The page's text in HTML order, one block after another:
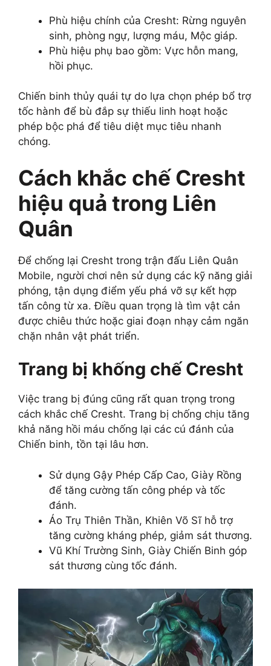
Phù hiệu chính của Cresht: Rừng nguyên
sinh, phòng ngự, lượng máu, Mộc giáp.
Phù hiệu phụ bao gồm: Vực hỗn mang,
hồi phục.
Chiến binh thủy quái tự do lựa chọn phép bổ trợ
tốc hành để bù đắp sự thiếu linh hoạt hoặc
phép bộc phá để tiêu diệt mục tiêu nhanh
chóng.
Cách khắc chế Cresht
hiệu quả trong Liên
Quân
Để chống lại Cresht trong trận đấu Liên Quân
Mobile, người chơi nên sử dụng các kỹ năng giải
phóng, tận dụng điểm yếu phá vỡ sự kết hợp
tấn công từ xa. Điều quan trọng là tìm vật cản
được chiêu thức hoặc giai đoạn nhạy cảm ngăn
chặn nhân vật phát triển.
Trang bị khống chế Cresht
Việc trang bị đúng cũng rất quan trọng trong
cách khắc chế Cresht. Trang bị chống chịu tăng
khả năng hồi máu chống lại các cú đánh của
Chiến binh, tồn tại lâu hơn.
Sử dụng Gậy Phép Cấp Cao, Giày Rồng
để tăng cường tấn công phép và tốc
đánh.
Áo Trụ Thiên Thần, Khiên Võ Sĩ hỗ trợ
tăng cường kháng phép, giảm sát thương.
Vũ Khí Trường Sinh, Giày Chiến Binh góp
sát thương cùng tốc đánh.